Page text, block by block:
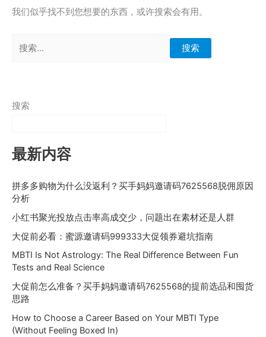
我们似乎找不到您想要的东西，或许搜索会有用。
索：
搜索
最新内容
拼多多购物为什么没返利？买手妈妈邀请码7625568脱佣原因
分析
小红书聚光投放点击率高成交少，问题出在素材还是人群
大促前必看：蜜源邀请码999333大促领券避坑指南
MBTI Is Not Astrology: The Real Difference Between Fun
Tests and Real Science
大促前怎么准备？买手妈妈邀请码7625568的提前选品和囤货
思路
How to Choose a Career Based on Your MBTI Type
(Without Feeling Boxed In)